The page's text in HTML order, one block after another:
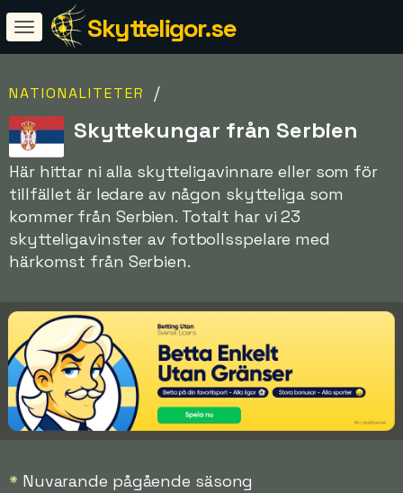
Skytteligor.se
NATIONALITETER /
Skyttekungar från Serbien
Här hittar ni alla skytteligavinnare eller som för
tillfället är ledare av någon skytteliga som
kommer från Serbien. Totalt har vi 23
skytteligavinster av fotbollsspelare med
härkomst från Serbien.
* Nuvarande pågående säsong